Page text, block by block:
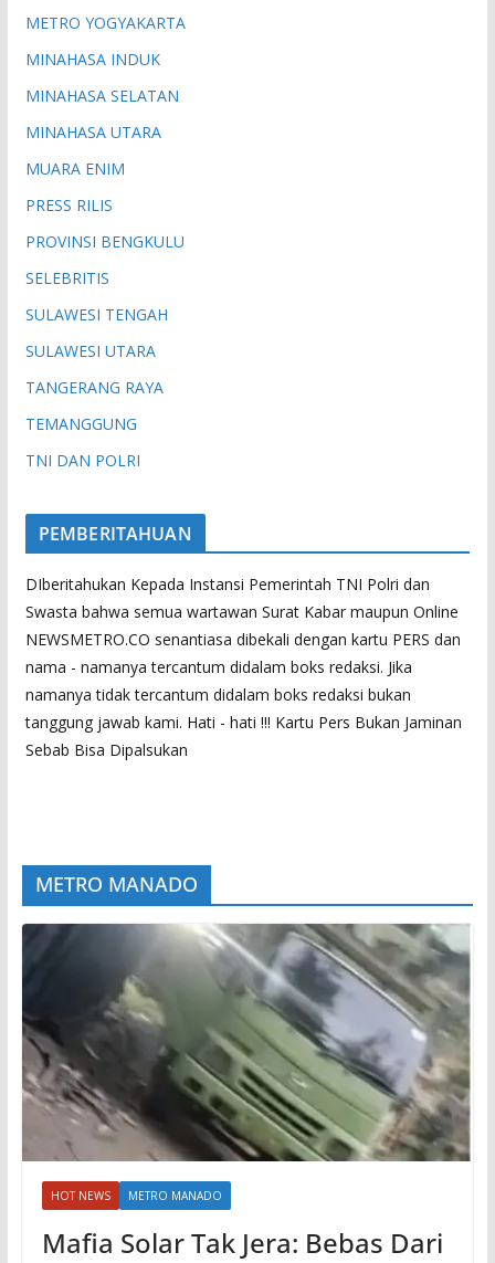
METRO YOGYAKARTA
MINAHASA INDUK
MINAHASA SELATAN
MINAHASA UTARA
MUARA ENIM
PRESS RILIS
PROVINSI BENGKULU
SELEBRITIS
SULAWESI TENGAH
SULAWESI UTARA
TANGERANG RAYA
TEMANGGUNG
TNI DAN POLRI
PEMBERITAHUAN
DIberitahukan Kepada Instansi Pemerintah TNI Polri dan
Swasta bahwa semua wartawan Surat Kabar maupun Online
NEWSMETRO.CO senantiasa dibekali dengan kartu PERS dan
nama - namanya tercantum didalam boks redaksi. Jika
namanya tidak tercantum didalam boks redaksi bukan
tanggung jawab kami. Hati - hati !!! Kartu Pers Bukan Jaminan
Sebab Bisa Dipalsukan
METRO MANADO
HOT NEWS METRO MANADO
Mafia Solar Tak Jera: Bebas Dari